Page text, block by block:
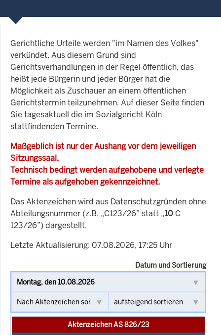
Gerichtliche Urteile werden "im Namen des Volkes"
verkündet. Aus diesem Grund sind
Gerichtsverhandlungen in der Regel öffentlich, das
heißt jede Bürgerin und jeder Bürger hat die
Möglichkeit als Zuschauer an einem öffentlichen
Gerichtstermin teilzunehmen. Auf dieser Seite finden
Sie tagesaktuell die im Sozialgericht Köln
stattfindenden Termine.
Maßgeblich ist nur der Aushang vor dem jeweiligen
Sitzungssaal.
Technisch bedingt werden aufgehobene und verlegte
Termine als aufgehoben gekennzeichnet.
Das Aktenzeichen wird aus Datenschutzgründen ohne
Abteilungsnummer (z.B. „C123/26” statt „10 C
123/26”) dargestellt.
Letzte Aktualisierung: 07.08.2026, 17:25 Uhr
Datum und Sortierung
Aktenzeichen AS 826/23